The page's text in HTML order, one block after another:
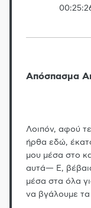
Απόσπασμα
Λοιπόν, αφού
ήρθα εδώ,
μου μέσα στο
αυτά― Ε,
μέσα στα όλα
να βγάλουμε